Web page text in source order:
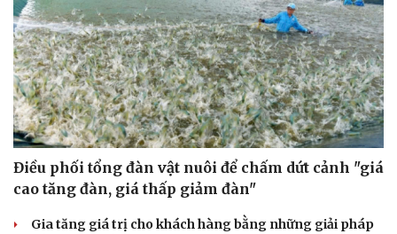
Điều phối tổng đàn vật nuôi để chấm dứt cảnh "giá
cao tăng đàn, giá thấp giảm đàn"
Gia tăng giá trị cho khách hàng bằng những giải pháp